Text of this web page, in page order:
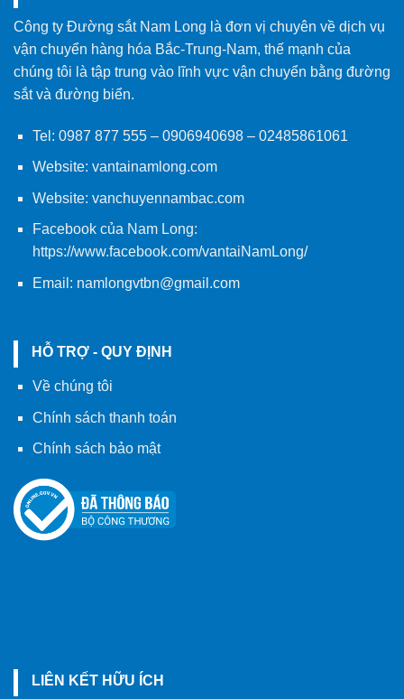
Công ty Đường sắt Nam Long là đơn vị chuyên về dịch vụ
vận chuyển hàng hóa Bắc-Trung-Nam, thế mạnh của
chúng tôi là tập trung vào lĩnh vực vận chuyển bằng đường
sắt và đường biển.
Tel: 0987 877 555– 0906940698– 02485861061
Website: vantainamlong.com
Website: vanchuyennambac.com
Facebook của Nam Long:
https://www.facebook.com/vantaiNamLong/
Email: namlongvtbn@gmail.com
HỖ TRỢ - QUY ĐỊNH
Về chúng tôi
Chính sách thanh toán
Chính sách bảo mật
LIÊN KẾT HỮU ÍCH